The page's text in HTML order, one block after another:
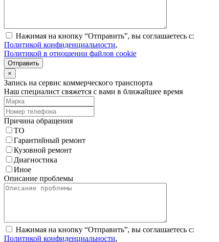
Нажимая на кнопку “Отправить”, вы соглашаетесь с:
Политикой конфиденциальности,
Политикой в отношении файлов cookie
Отправить
×
Запись на сервис коммерческого транспорта
Наш специалист свяжется с вами в ближайшее время
Причина обращения
ТО
Гарантийный ремонт
Кузовной ремонт
Диагностика
Иное
Описание проблемы
Нажимая на кнопку “Отправить”, вы соглашаетесь с:
Политикой конфиденциальности,